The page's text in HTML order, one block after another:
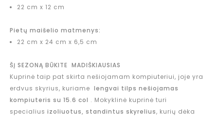
22 cm x 12 cm
Pietų maišelio matmenys:
22 cm x 24 cm x 6,5 cm
ŠĮ SEZONĄ BŪKITE MADIŠKIAUSIAS
Kuprinė taip pat skirta nešiojamam kompiuteriui, joje yra
erdvus skyrius, kuriame lengvai tilps nešiojamas
kompiuteris su 15.6 col . Mokyklinė kuprinė turi
specialius izoliuotus, standintus skyrelius, kurių dėka